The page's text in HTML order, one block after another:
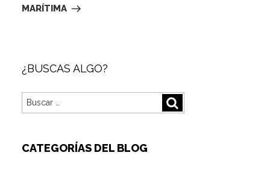
MARÍTIMA
¿BUSCAS ALGO?
Buscar
por:
CATEGORÍAS DEL BLOG